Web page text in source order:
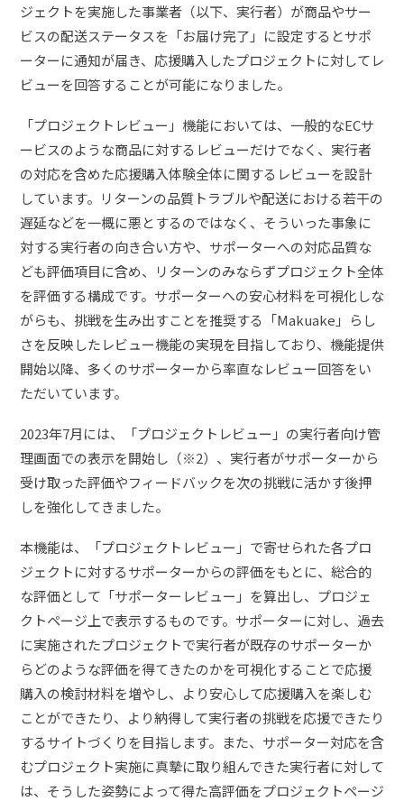
ジェクトを実施した事業者（以下、実行者）が商品やサー
ビスの配送ステータスを「お届け完了」に設定するとサポ
ーターに通知が届き、応援購入したプロジェクトに対してレ
ビューを回答することが可能になりました。
「プロジェクトレビュー」機能においては、一般的なECサ
ービスのような商品に対するレビューだけでなく、実行者
の対応を含めた応援購入体験全体に関するレビューを設計
しています。リターンの品質トラブルや配送における若干の
遅延などを一概に悪とするのではなく、そういった事象に
対する実行者の向き合い方や、サポーターへの対応品質な
ども評価項目に含め、リターンのみならずプロジェクト全体
を評価する構成です。サポーターへの安心材料を可視化しな
がらも、挑戦を生み出すことを推奨する「Makuake」らし
さを反映したレビュー機能の実現を目指しており、機能提供
開始以降、多くのサポーターから率直なレビュー回答をい
ただいています。
2023年7月には、「プロジェクトレビュー」の実行者向け管
理画面での表示を開始し（※2）、実行者がサポーターから
受け取った評価やフィードバックを次の挑戦に活かす後押
しを強化してきました。
本機能は、「プロジェクトレビュー」で寄せられた各プロ
ジェクトに対するサポーターからの評価をもとに、総合的
な評価として「サポーターレビュー」を算出し、プロジェ
クトページ上で表示するものです。サポーターに対し、過去
に実施されたプロジェクトで実行者が既存のサポーターか
らどのような評価を得てきたのかを可視化することで応援
購入の検討材料を増やし、より安心して応援購入を楽しむ
ことができたり、より納得して実行者の挑戦を応援できたり
するサイトづくりを目指します。また、サポーター対応を含
むプロジェクト実施に真摯に取り組んできた実行者に対して
は、そうした姿勢によって得た高評価をプロジェクトページ